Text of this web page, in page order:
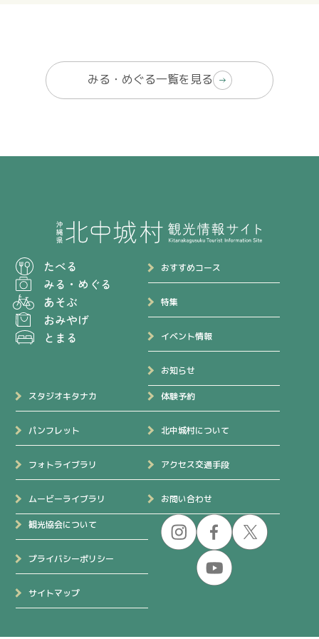
みる・めぐる一覧を見る
たべる
みる ・ めぐる
あそぶ
おみやげ
とまる
おすすめコース
特集
イベント情報
お知らせ
スタジオキタナカ
パンフレット
フォトライブラリ
ムービーライブラリ
体験予約
北中城村について
アクセス交通手段
お問い合わせ
観光協会について
プライバシーポリシー
サイトマップ